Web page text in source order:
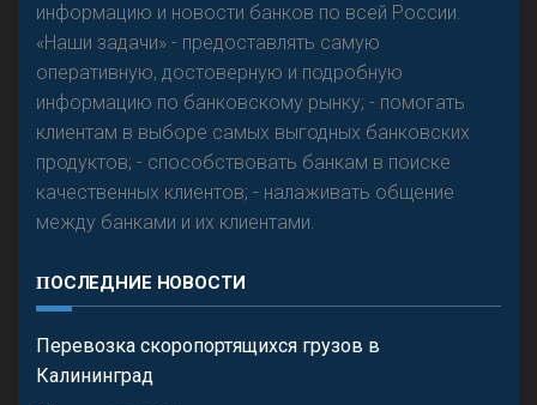
информацию и новости банков по всей России.
«Наши задачи» - предоставлять самую
оперативную, достоверную и подробную
информацию по банковскому рынку; - помогать
клиентам в выборе самых выгодных банковских
продуктов; - способствовать банкам в поиске
качественных клиентов; - налаживать общение
между банками и их клиентами.
ПОСЛЕДНИЕ НОВОСТИ
Перевозка скоропортящихся грузов в
Калининград